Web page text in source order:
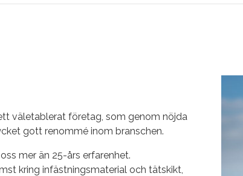
väletablerat företag, som genom nöjda
gott renommé inom branschen.
mer än 25-års erfarenhet.
kring infästningsmaterial och tätskikt,